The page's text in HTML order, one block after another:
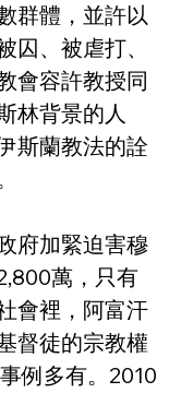
群體，並許以
囚、被虐打、
會容許教授同
林背景的人
斯蘭教法的詮
府加緊迫害穆
萬，只有
會裡，阿富汗
督徒的宗教權
例多有。2010